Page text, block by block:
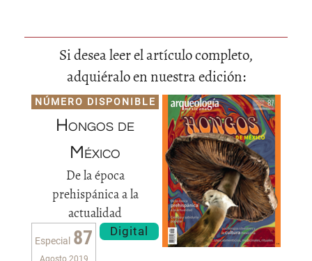
Si desea leer el artículo completo,
adquiéralo en nuestra edición:
NÚMERO DISPONIBLE
Hongos de
México
De la época
prehispánica a la
actualidad
Especial 87
Agosto 2019
Digital